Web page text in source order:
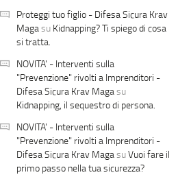
Proteggi tuo figlio - Difesa Sicura Krav
Magasu Kidnapping? Ti spiego di cosa
si tratta.
NOVITA' - Interventi sulla
"Prevenzione" rivolti a Imprenditori -
Difesa Sicura Krav Magasu
Kidnapping, il sequestro di persona.
NOVITA' - Interventi sulla
"Prevenzione" rivolti a Imprenditori -
Difesa Sicura Krav Maga suVuoi fare il
primo passo nella tua sicurezza?